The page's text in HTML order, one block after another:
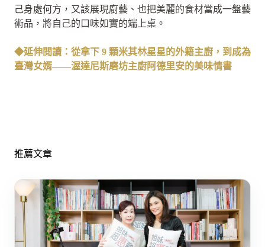
己身處何方，又該展現廚藝、也把美麗的食材當成一盤藝
術品，將自己的口味如實的端上桌。
◆延伸閱讀：從拿下 9 顆米其林星星的外籍主廚，到成為
臺灣女婿——渥達尼斯磨坊主廚阿德里安的美味情書
推薦文章